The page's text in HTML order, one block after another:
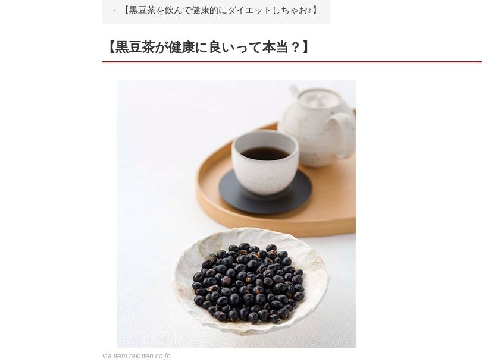
【黒豆茶を飲んで健康的にダイエットしちゃお♪】
【黒豆茶が健康に良いって本当？】
via item.rakuten.co.jp